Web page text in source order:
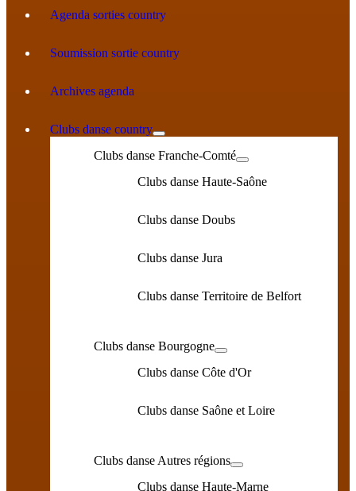
Agenda sorties country
Soumission sortie country
Archives agenda
Clubs danse country
Clubs danse Franche-Comté
Clubs danse Haute-Saône
Clubs danse Doubs
Clubs danse Jura
Clubs danse Territoire de Belfort
Clubs danse Bourgogne
Clubs danse Côte d'Or
Clubs danse Saône et Loire
Clubs danse Autres régions
Clubs danse Haute-Marne